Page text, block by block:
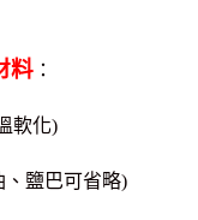
料 ：
軟化)
、鹽巴可省略)